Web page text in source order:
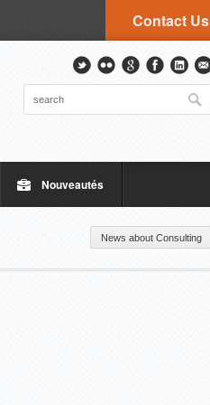
Contact Us
Nouveautés
News about Consulting